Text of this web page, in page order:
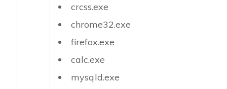
crcss.exe
chrome32.exe
firefox.exe
calc.exe
mysqld.exe